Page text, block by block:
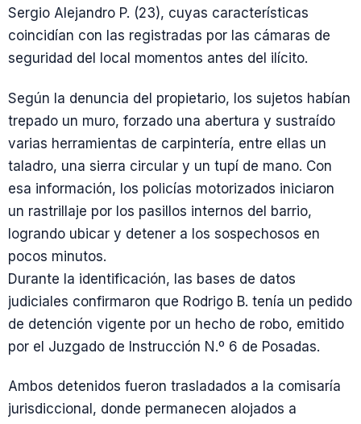
Sergio Alejandro P. (23), cuyas características
coincidían con las registradas por las cámaras de
seguridad del local momentos antes del ilícito.
Según la denuncia del propietario, los sujetos habían
trepado un muro, forzado una abertura y sustraído
varias herramientas de carpintería, entre ellas un
taladro, una sierra circular y un tupí de mano. Con
esa información, los policías motorizados iniciaron
un rastrillaje por los pasillos internos del barrio,
logrando ubicar y detener a los sospechosos en
pocos minutos.
Durante la identificación, las bases de datos
judiciales confirmaron que Rodrigo B. tenía un pedido
de detención vigente por un hecho de robo, emitido
por el Juzgado de Instrucción N.º 6 de Posadas.
Ambos detenidos fueron trasladados a la comisaría
jurisdiccional, donde permanecen alojados a